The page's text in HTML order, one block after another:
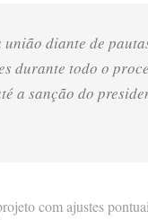
diante de
durante todo o
a sanção do
com ajustes